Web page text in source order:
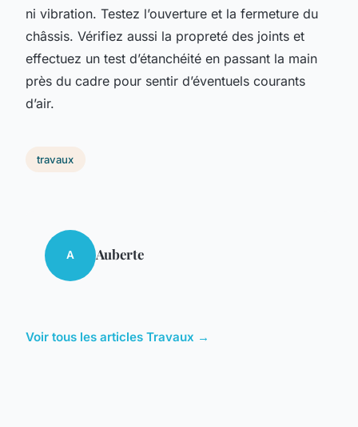
ni vibration. Testez l’ouverture et la fermeture du
châssis. Vérifiez aussi la propreté des joints et
effectuez un test d’étanchéité en passant la main
près du cadre pour sentir d’éventuels courants
d’air.
travaux
A Auberte
Voir tous les articles Travaux →